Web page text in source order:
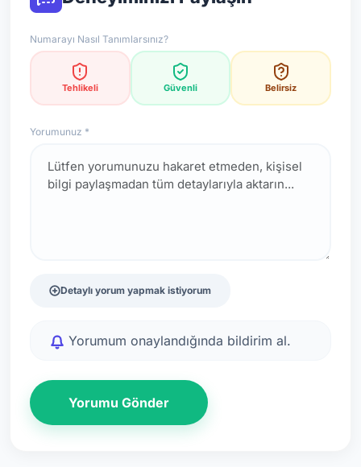
*Not: Değerlendirmeler onaylı kullanıcı yorumlarına göre
güncellenir.
Numarayı Nasıl Tanımlarsınız?
Tehlikeli Güvenli Belirsiz
Yorumunuz *
Detaylı yorum yapmak istiyorum
Yorumum onaylandığında bildirim al.
Yorumu Gönder